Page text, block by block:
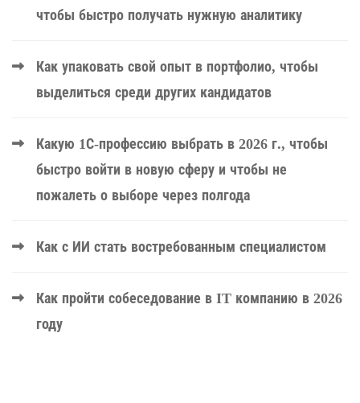
чтобы быстро получать нужную аналитику
Как упаковать свой опыт в портфолио, чтобы
выделиться среди других кандидатов
Какую 1С-профессию выбрать в 2026 г., чтобы
быстро войти в новую сферу и чтобы не
пожалеть о выборе через полгода
Как с ИИ стать востребованным специалистом
Как пройти собеседование в IT компанию в 2026
году